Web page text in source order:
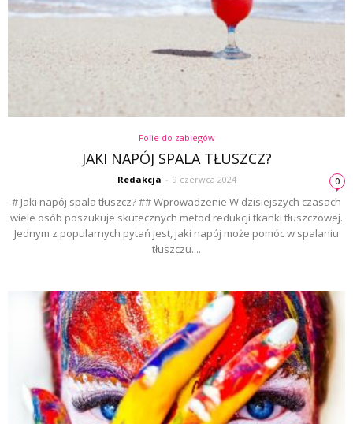
Folie do zabiegów
JAKI NAPÓJ SPALA TŁUSZCZ?
Redakcja - 9 czerwca 2024 0
# Jaki napój spala tłuszcz? ## Wprowadzenie W dzisiejszych czasach
wiele osób poszukuje skutecznych metod redukcji tkanki tłuszczowej.
Jednym z popularnych pytań jest, jaki napój może pomóc w spalaniu
tłuszczu....